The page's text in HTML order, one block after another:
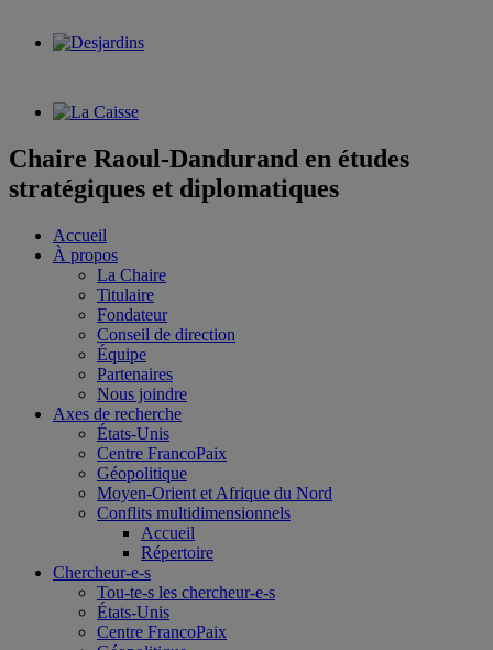
Chaire Raoul-Dandurand en études
stratégiques et diplomatiques
Accueil
À propos
La Chaire
Titulaire
Fondateur
Conseil de direction
Équipe
Partenaires
Nous joindre
Axes de recherche
États-Unis
Centre FrancoPaix
Géopolitique
Moyen-Orient et Afrique du Nord
Conflits multidimensionnels
Accueil
Répertoire
Chercheur-e-s
Tou-te-s les chercheur-e-s
États-Unis
Centre FrancoPaix